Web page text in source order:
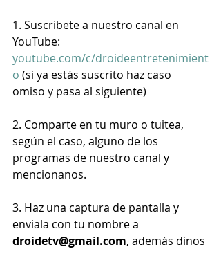
1. Suscribete a nuestro canal en
YouTube:
youtube.com/c/droideentretenimient
o (si ya estás suscrito haz caso
omiso y pasa al siguiente)
2. Comparte en tu muro o tuitea,
según el caso, alguno de los
programas de nuestro canal y
mencionanos.
3. Haz una captura de pantalla y
enviala con tu nombre a
droidetv@gmail.com, ademàs dinos